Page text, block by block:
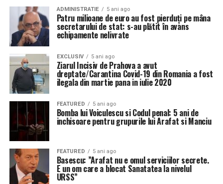
ADMINISTRATIE 5 ani ago
Patru milioane de euro au fost pierduți pe mâna
secretarului de stat: s-au plătit în avans
echipamente nelivrate
EXCLUSIV 5 ani ago
Ziarul Incisiv de Prahova a avut
dreptate/Carantina Covid-19 din Romania a fost
ilegala din martie pana in iulie 2020
FEATURED 5 ani ago
Bomba lui Voiculescu si Codul penal: 5 ani de
inchisoare pentru grupurile lui Arafat si Manciu
FEATURED 5 ani ago
Basescu: ”Arafat nu e omul serviciilor secrete.
E un om care a blocat Sanatatea la nivelul
URSS”